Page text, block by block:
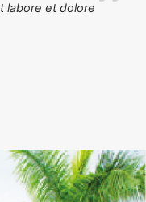
labore et dolore